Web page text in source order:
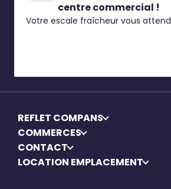
centre commercial !
Votre escale fraîcheur vous attend
REFLET COMPANS
COMMERCES
CONTACT
LOCATION EMPLACEMENT